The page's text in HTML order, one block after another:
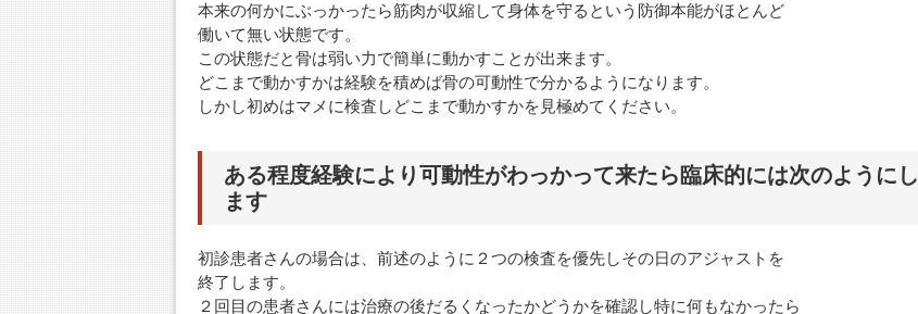
本来の何かにぶっかったら筋肉が収縮して身体を守るという防御本能がほとんど
働いて無い状態です。
この状態だと骨は弱い力で簡単に動かすことが出来ます。
どこまで動かすかは経験を積めば骨の可動性で分かるようになります。
しかし初めはマメに検査しどこまで動かすかを見極めてください。
ある程度経験により可動性がわっかって来たら臨床的には次のようにし
ます
初診患者さんの場合は、前述のように２つの検査を優先しその日のアジャストを
終了します。
２回目の患者さんには治療の後だるくなったかどうかを確認し特に何もなかったら